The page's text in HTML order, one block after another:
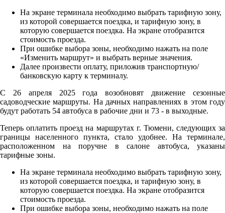
На экране терминала необходимо выбрать тарифную зону,
из которой совершается поездка, и тарифную зону, в
которую совершается поездка. На экране отобразится
стоимость проезда.
При ошибке выбора зоны, необходимо нажать на поле
«Изменить маршрут» и выбрать верные значения.
Далее произвести оплату, приложив транспортную/
банковскую карту к терминалу.
С 26 апреля 2025 года возобновят движение сезонные
садоводческие маршруты. На дачных направлениях в этом году
будут работать 54 автобуса в рабочие дни и 73 - в выходные.
Теперь оплатить проезд на маршрутах г. Тюмени, следующих за
границы населенного пункта, стало удобнее. На терминале,
расположенном на поручне в салоне автобуса, указаны
тарифные зоны.
На экране терминала необходимо выбрать тарифную зону,
из которой совершается поездка, и тарифную зону, в
которую совершается поездка. На экране отобразится
стоимость проезда.
При ошибке выбора зоны, необходимо нажать на поле